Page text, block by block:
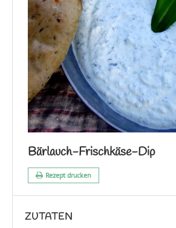
Bärlauch-Frischkäse-Dip
Rezept drucken
ZUTATEN